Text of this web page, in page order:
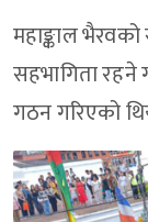
महाङ्काल
सहभागिता रहने
गठन गरिएको